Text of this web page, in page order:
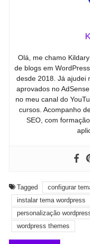
Olá, me chamo
de blogs em
desde 2018. Já ajudei
aprovados no
no meu canal do
cursos. Acompanho
SEO, com
Tagged
configurar
instalar tema wordpress
personalização
wordpress themes